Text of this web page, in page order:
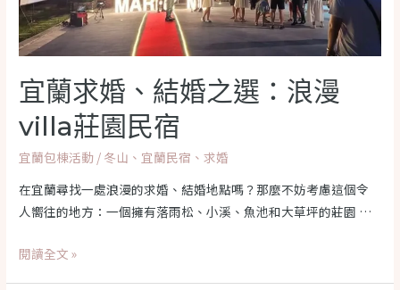
閒
莊
園，
享
8
折
靜
謐
時
避
宜蘭求婚、結婚之選：浪漫
villa莊園民宿
宜蘭包棟活動 / 冬山 、 宜蘭民宿 、求婚
在宜蘭尋找一處浪漫的求婚、結婚地點嗎？那麼不妨考慮這個令
人嚮往的地方：一個擁有落雨松、小溪、魚池和大草坪的莊園 …
宜
閱讀全文 »